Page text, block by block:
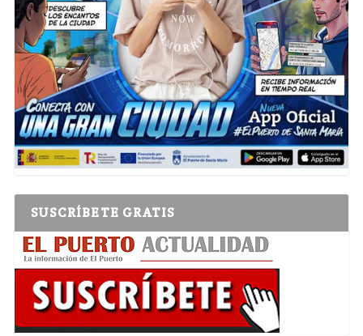
SUSCRÍBETE GRATIS